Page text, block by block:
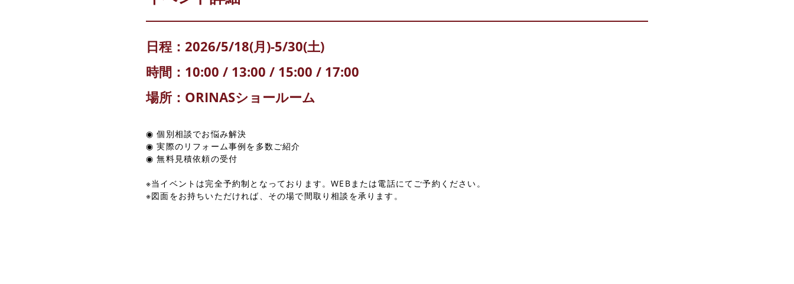
日程：2026/5/18(月)-5/30(土)
時間：10:00 / 13:00 / 15:00 / 17:00
場所：ORINASショールーム
◉ 個別相談でお悩み解決
◉ 実際のリフォーム事例を多数ご紹介
◉ 無料見積依頼の受付
※当イベントは完全予約制となっております。WEBまたは電話にてご予約ください。
※図面をお持ちいただければ、その場で間取り相談を承ります。